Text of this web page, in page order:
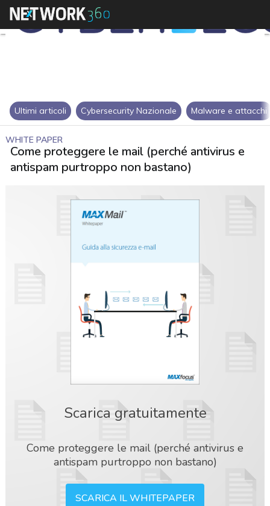
Ultimi articoli Cybersecurity Nazionale Malware e attacchi
WHITE PAPER
Come proteggere le mail (perché antivirus e
antispam purtroppo non bastano)
Scarica gratuitamente
Come proteggere le mail (perché antivirus e
antispam purtroppo non bastano)
SCARICA IL WHITEPAPER